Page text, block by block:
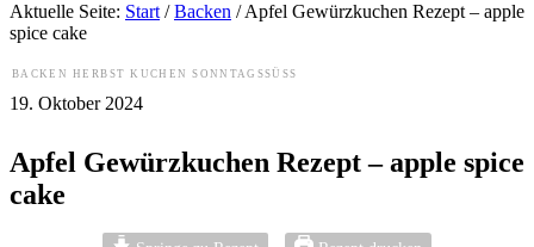
Aktuelle Seite: Start / Backen /Apfel Gewürzkuchen Rezept – apple
spice cake
BACKEN HERBST KUCHEN SONNTAGSSÜSS
19. Oktober 2024
Apfel Gewürzkuchen Rezept – apple spice
cake